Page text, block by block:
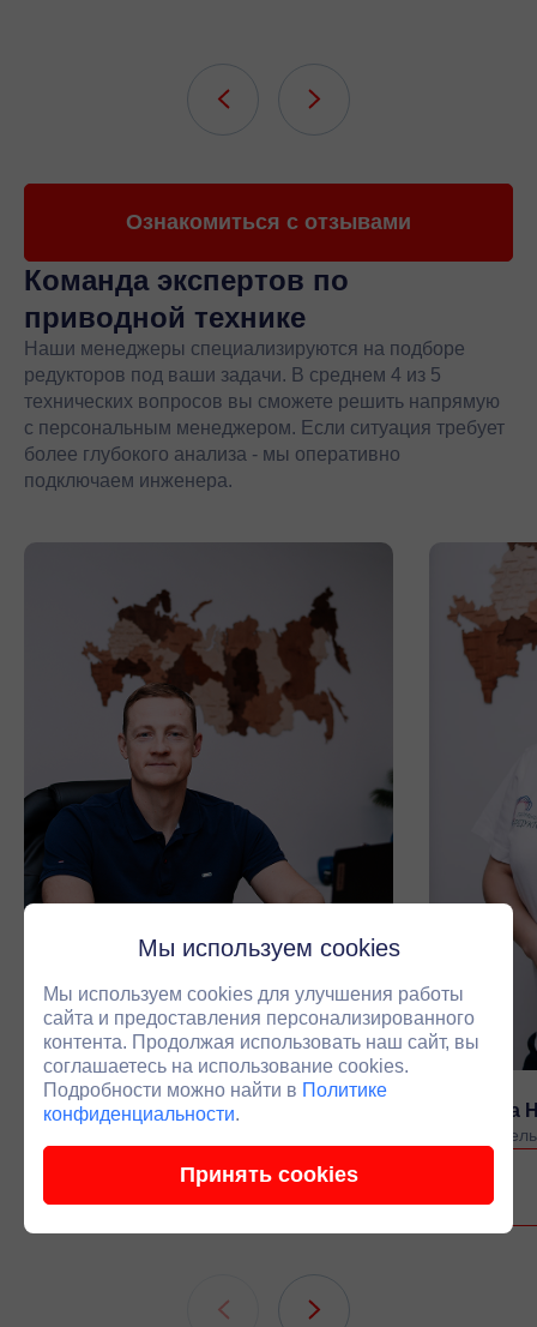
Ознакомиться с отзывами
Команда экспертов по
приводной технике
Наши менеджеры специализируются на подборе
редукторов под ваши задачи. В среднем 4 из 5
технических вопросов вы сможете решить напрямую
с персональным менеджером. Если ситуация требует
более глубокого анализа - мы оперативно
подключаем инженера.
Черепанов Антон Владимирович
Связаться
Луканина
Мы используем cookies
Мы используем cookies для улучшения работы
сайта и предоставления персонализированного
контента. Продолжая использовать наш сайт, вы
соглашаетесь на использование cookies.
Подробности можно найти в Политике
конфиденциальности.
Принять cookies